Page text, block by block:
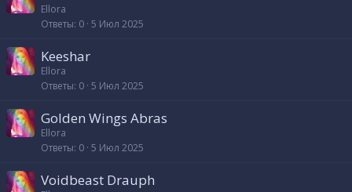
Ellora
Ответы 0 5 Июл 2025
Keeshar
Ellora
Ответы 0 5 Июл 2025
Golden Wings Abras
Ellora
Ответы 0 5 Июл 2025
Voidbeast Drauph